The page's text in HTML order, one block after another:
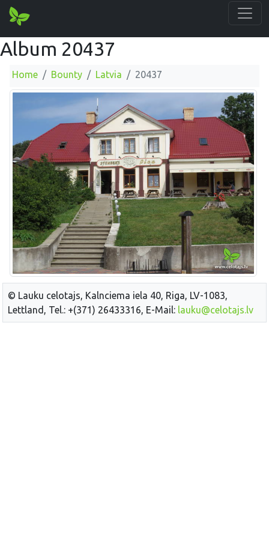
Album 20437
Home Bounty Latvia 20437
© Lauku celotajs, Kalnciema iela 40, Riga, LV-1083,
Lettland, Tel.: +(371) 26433316, E-Mail: lauku@celotajs.lv